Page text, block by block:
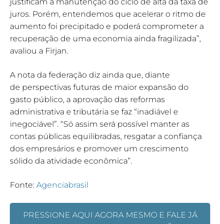
juros. Porém, entendemos que acelerar o ritmo de
aumento foi precipitado e poderá comprometer a
recuperação de uma economia ainda fragilizada”,
avaliou a Firjan.
A nota da federação diz ainda que, diante
de perspectivas futuras de maior expansão do
gasto público, a aprovação das reformas
administrativa e tributária se faz “inadiável e
inegociável”. “Só assim será possível manter as
contas públicas equilibradas, resgatar a confiança
dos empresários e promover um crescimento
sólido da atividade econômica”.
Fonte: Agenciabrasil
PRESSIONE AQUI AGORA MESMO E FALE JÁ